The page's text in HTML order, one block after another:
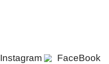
Instagram FaceBook